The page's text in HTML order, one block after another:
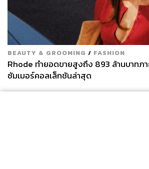
BEAUTY & GROOMING / FASHION
Rhode ทำยอดขายสูงถึง 893 ล้านบาทภา
ซัมเมอร์คอลเล็กชันล่าสุด